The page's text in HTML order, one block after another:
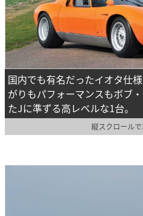
国内でも有名だったイオタ仕
がりもパフォーマンスもボブ
たJに準ずる高レベルな1台。
縦スクロール